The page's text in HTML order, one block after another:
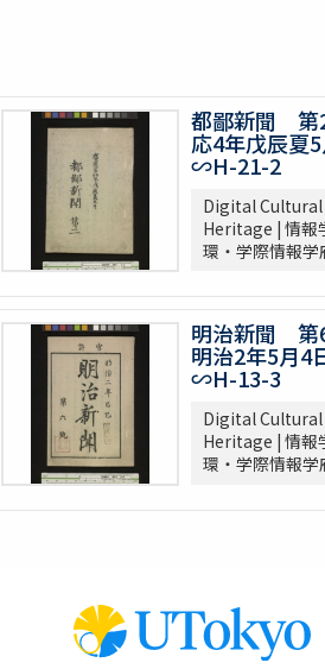
都鄙新聞
応4年戊辰夏5
∽H-21-2
Digital Cultural
Heritage | 情報
環・学際情報学
明治新聞
明治2年5月4
∽H-13-3
Digital Cultural
Heritage | 情報
環・学際情報学